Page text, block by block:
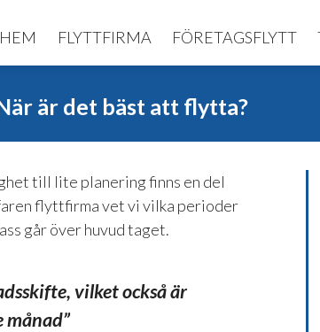
HEM FLYTTFIRMA FÖRETAGSFLYTT
är det bäst att flytta?
till lite planering finns en del
flyttfirma vet vi vilka perioder
går över huvud taget.
vilket också är